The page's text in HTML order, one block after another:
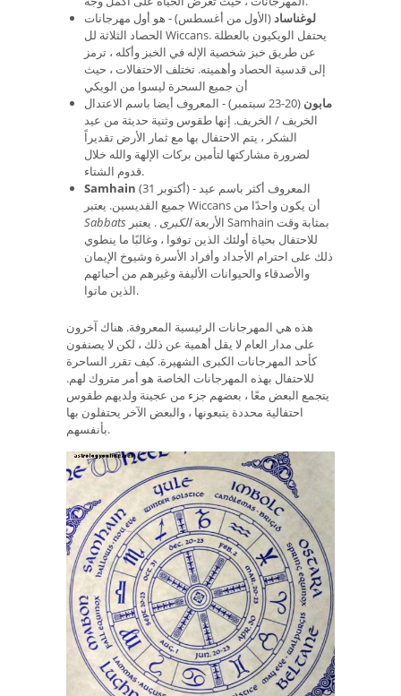
لوغناساد(الأول من أغسطس) - هو أول مهرجانات
الحصاد الثلاثة لل Wiccans. يحتفل الويكيون بالعطلة
عن طريق خبز شخصية الإله في الخبز وأكله ، ترمز
إلى قدسية الحصاد وأهميته. تختلف الاحتفالات ، حيث
أن جميع السحرة ليسوا من الويكي
مابون
(20-23 سبتمبر) - المعروف أيضا باسم الاعتدال
الخريف / الخريف. إنها طقوس وثنية حديثة من عيد
الشكر ، يتم الاحتفال بها مع ثمار الأرض تقديراً
لضرورة مشاركتها لتأمين بركات الإلهة والله خلال
قدوم الشتاء.
Samhain (31 أكتوبر) - المعروف أكثر باسم عيد
جميع القديسين. يعتبر Wiccans أن يكون واحدًا من
Sabbats
الأربعةالكبرى . يعتبر Samhain بمثابة وقت
للاحتفال بحياة أولئك الذين توفوا ، وغالبًا ما ينطوي
ذلك على احترام الأجداد وأفراد الأسرة وشيوخ الإيمان
والأصدقاء والحيوانات الأليفة وغيرهم من أحبائهم
الذين ماتوا.
هذه هي المهرجانات الرئيسية المعروفة. هناك آخرون
على مدار العام لا يقل أهمية عن ذلك ، لكن لا يصنفون
كأحد المهرجانات الكبرى الشهيرة. كيف تقرر الساحرة
للاحتفال بهذه المهرجانات الخاصة هو أمر متروك لهم.
يتجمع البعض معًا ، بعضهم جزء من عجينة ولديهم طقوس
احتفالية محددة يتبعونها ، والبعض الآخر يحتفلون بها
بأنفسهم.